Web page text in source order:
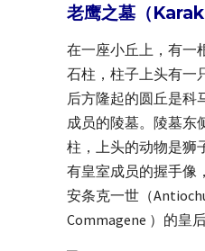
老鹰之墓（
在一座小丘上，有一
石柱，柱子上头有一
后方隆起的圆丘是科
成员的陵墓。陵墓东
柱，上头的动物是狮
有皇室成员的握手像
安条克一世（
Commagene ）的皇